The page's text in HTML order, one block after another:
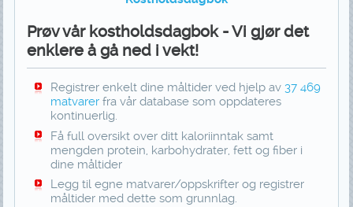
Prøv vår kostholdsdagbok - Vi gjør det
enklere å gå ned i vekt!
Registrer enkelt dine måltider ved hjelp av 37 469
matvarer fra vår database som oppdateres
kontinuerlig.
Få full oversikt over ditt kaloriinntak samt
mengden protein, karbohydrater, fett og fiber i
dine måltider
Legg til egne matvarer/oppskrifter og registrer
måltider med dette som grunnlag.